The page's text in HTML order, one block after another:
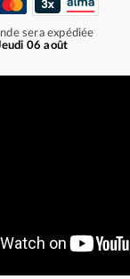
sera expédiée
06 août